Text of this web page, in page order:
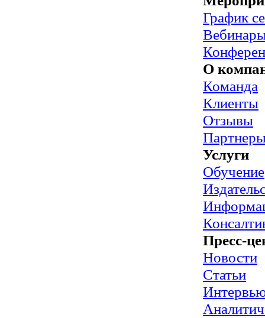
График
О
Команда
Клиенты
Отзывы
Услуги
Обучение
Пресс-
Новости
Статьи